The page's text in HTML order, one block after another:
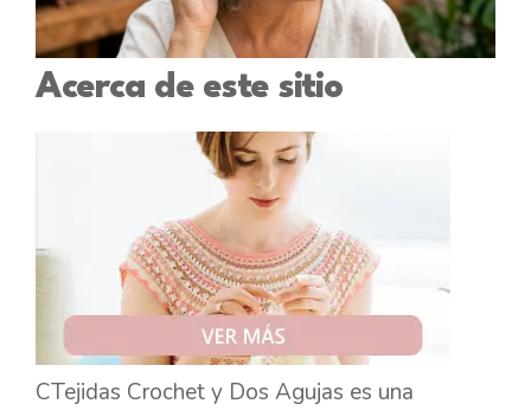
Acerca de este sitio
CTejidas Crochet y Dos Agujas es una